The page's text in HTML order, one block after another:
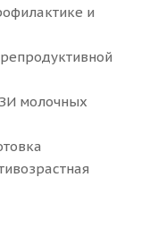
и
молочных